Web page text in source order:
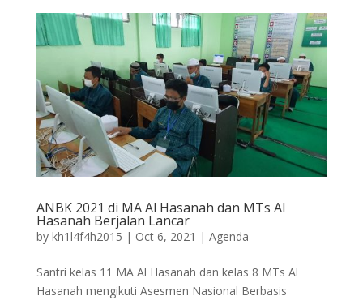
ANBK 2021 di MA Al Hasanah dan MTs Al
Hasanah Berjalan Lancar
by kh1l4f4h2015 | Oct 6, 2021 | Agenda
Santri kelas 11 MA Al Hasanah dan kelas 8 MTs Al
Hasanah mengikuti Asesmen Nasional Berbasis